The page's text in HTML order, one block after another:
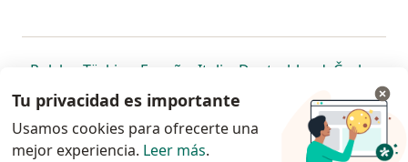
Polska se abre en una nueva pestaña
Türkiye se abre en una nueva pestaña
España se abre en una nueva pestaña
Italia se abre en una nueva
Deutschlandse abre en
Česko
Portugal
se abre en una nueva pestaña
México se abre en una nueva pestaña
Chile se abre en una nueva pestaña
Brasil se abre en una nueva
se abre en
se
se abre en una nueva
www.doctoralia.pe © 2026 - Encuentra tu
Tu privacidad es importante
Usamos cookies para ofrecerte una
mejor experiencia. Leer más.